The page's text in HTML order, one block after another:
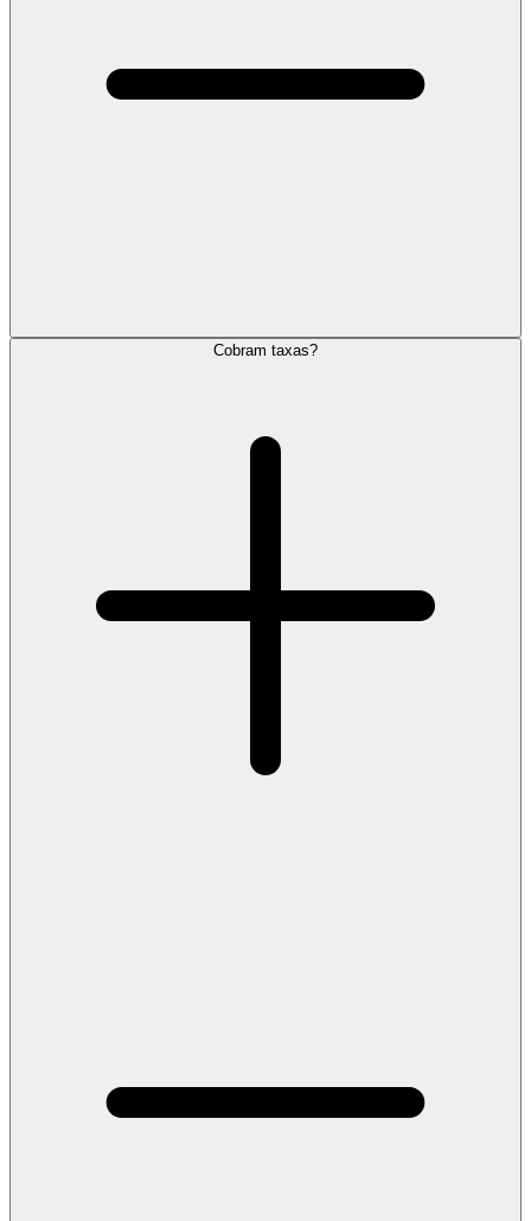
Cobram taxas?